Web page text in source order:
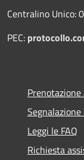
Centralino Unico:
PEC:
Leggi le FAQ
Richiesta